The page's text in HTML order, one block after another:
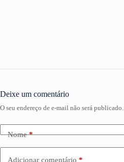
Deixe um comentário
O seu endereço de e-mail não será publicado.
Nome*
Adicionar comentário *